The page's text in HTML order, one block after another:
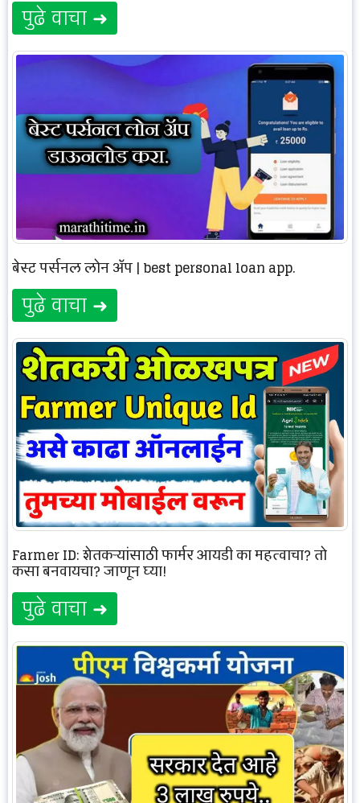
पुढे वाचा ➜
बेस्ट पर्सनल लोन ॲप | best personal loan app.
पुढे वाचा ➜
Farmer ID: शेतकऱ्यांसाठी फार्मर आयडी का महत्वाचा? तो
कसा बनवायचा? जाणून घ्या!
पुढे वाचा ➜